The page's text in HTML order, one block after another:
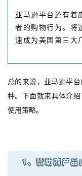
亚马逊平台还有着
者的购物行为。将
速成为美国第三大
总的来说，亚马逊平
种。下面就来具体介
使用策略。
1、赞助商产